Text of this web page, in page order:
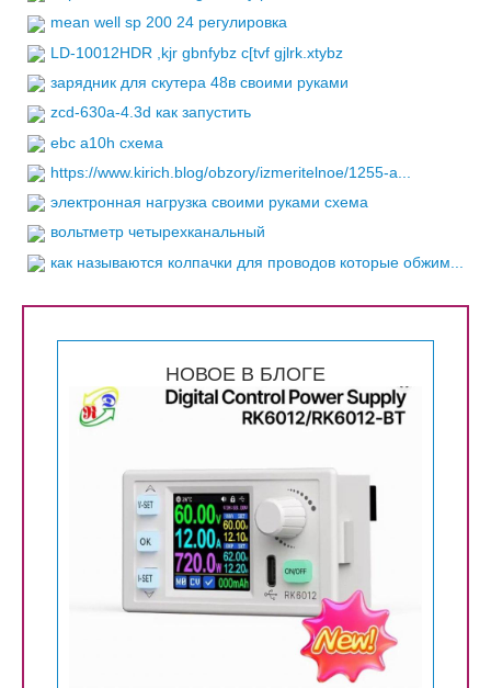
mean well sp 200 24 регулировка
LD-10012HDR ,kjr gbnfybz c[tvf gjlrk.xtybz
зарядник для скутера 48в своими руками
zcd-630a-4.3d как запустить
ebc a10h схема
https://www.kirich.blog/obzory/izmeritelnoe/1255-a...
электронная нагрузка своими руками схема
вольтметр четырехканальный
как называются колпачки для проводов которые обжим...
НОВОЕ В БЛОГЕ